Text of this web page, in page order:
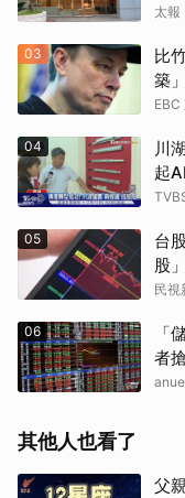
太報
03
比
築
EBC
04
川
起
05
台
股
民視
06
「
者
其他人也看了
父